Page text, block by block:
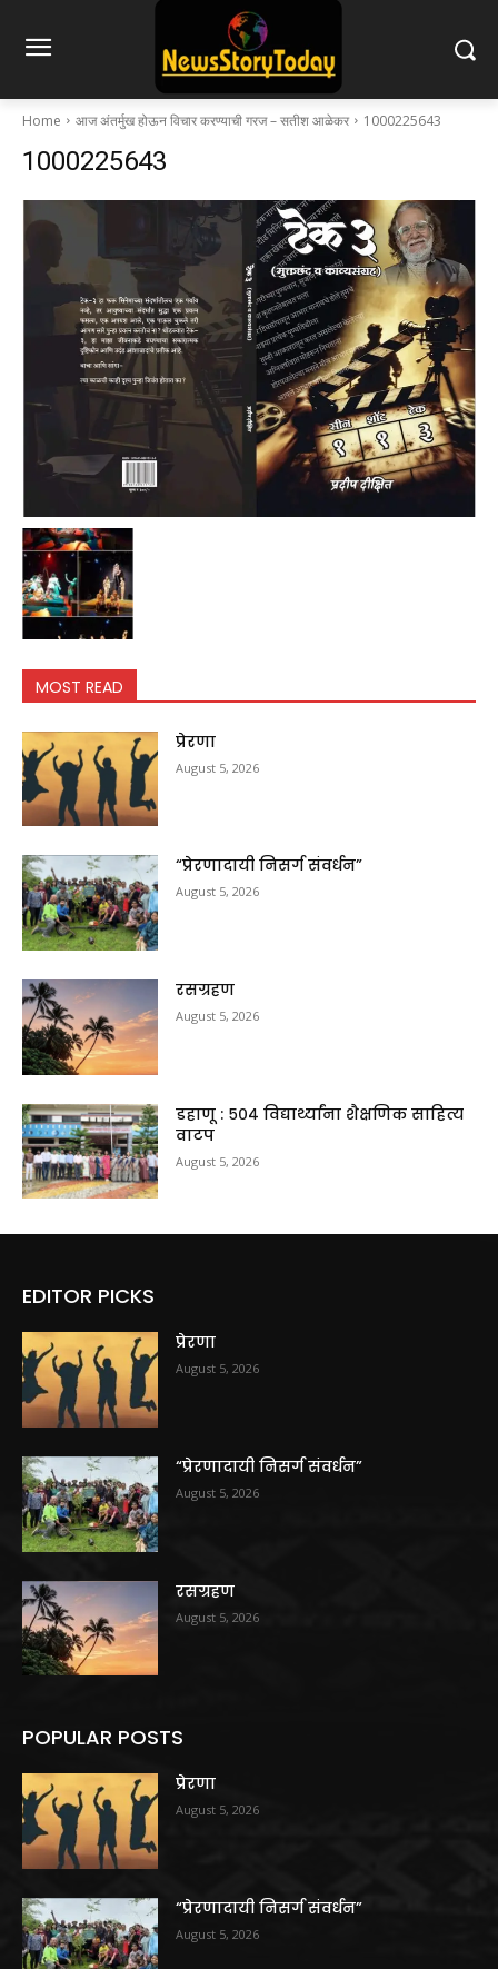
Home आज अंतर्मुख होऊन विचार करण्याची गरज – सतीश आळेकर 1000225643
1000225643
MOST READ
प्रेरणा
August 5, 2026
“प्रेरणादायी निसर्ग संवर्धन”
August 5, 2026
रसग्रहण
August 5, 2026
डहाणू : ५०४ विद्यार्थ्यांना शैक्षणिक साहित्य
वाटप
August 5, 2026
EDITOR PICKS
प्रेरणा
August 5, 2026
“प्रेरणादायी निसर्ग संवर्धन”
August 5, 2026
रसग्रहण
August 5, 2026
POPULAR POSTS
प्रेरणा
August 5, 2026
“प्रेरणादायी निसर्ग संवर्धन”
August 5, 2026